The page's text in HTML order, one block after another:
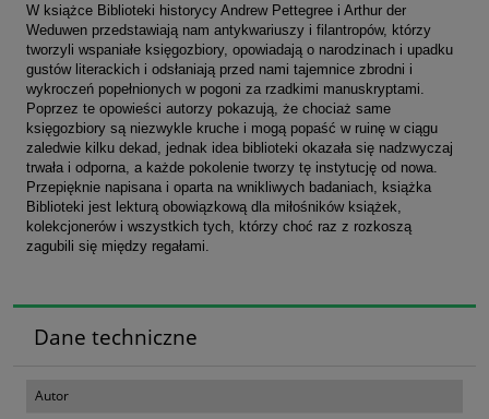
W książce Biblioteki historycy Andrew Pettegree i Arthur der
Weduwen przedstawiają nam antykwariuszy i filantropów, którzy
tworzyli wspaniałe księgozbiory, opowiadają o narodzinach i upadku
gustów literackich i odsłaniają przed nami tajemnice zbrodni i
wykroczeń popełnionych w pogoni za rzadkimi manuskryptami.
Poprzez te opowieści autorzy pokazują, że chociaż same
księgozbiory są niezwykle kruche i mogą popaść w ruinę w ciągu
zaledwie kilku dekad, jednak idea biblioteki okazała się nadzwyczaj
trwała i odporna, a każde pokolenie tworzy tę instytucję od nowa.
Przepięknie napisana i oparta na wnikliwych badaniach, książka
Biblioteki jest lekturą obowiązkową dla miłośników książek,
kolekcjonerów i wszystkich tych, którzy choć raz z rozkoszą
zagubili się między regałami.
Dane techniczne
Autor